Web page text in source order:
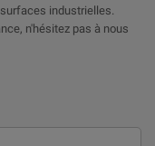
industrielles.
n'hésitez pas à nous